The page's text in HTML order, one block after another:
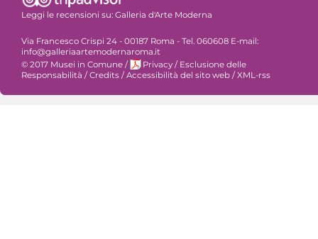
Leggi le recensioni su: Galleria d'Arte Moderna
Via Francesco Crispi 24 - 00187 Roma - Tel. 060608 E-mail:
info@galleriaartemodernaroma.it
© 2017 Musei in Comune / Privacy / Esclusione delle
Responsabilità / Credits / Accessibilità del sito web / XML-rss